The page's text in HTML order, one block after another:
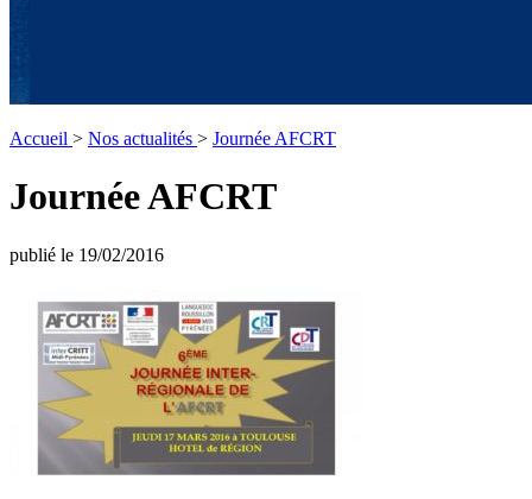
Accueil > Nos actualités > Journée AFCRT
Journée AFCRT
publié le 19/02/2016